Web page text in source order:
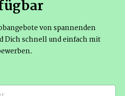
von spannenden
Dich schnell und einfach mit